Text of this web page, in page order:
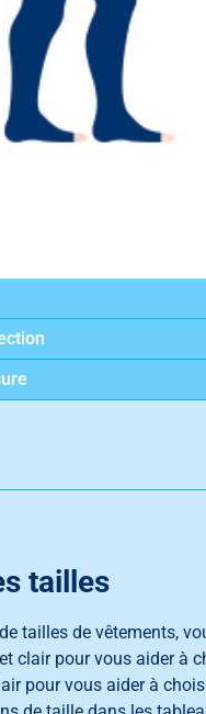
tailles
tailles de vêtements,
clair pour vous aider à
pour vous aider à